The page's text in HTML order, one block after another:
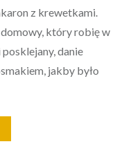
z krewetkami.
który robię w
danie
jakby było